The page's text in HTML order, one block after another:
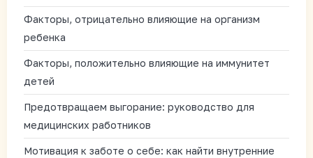
Факторы, отрицательно влияющие на организм
ребенка
Факторы, положительно влияющие на иммунитет
детей
Предотвращаем выгорание: руководство для
медицинских работников
Мотивация к заботе о себе: как найти внутренние